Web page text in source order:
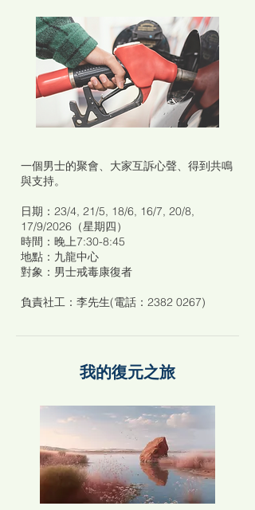
一個男士的聚會、大家互訴心聲、得到共鳴
與支持。
日期： 23/4, 21/5, 18/6, 16/7, 20/8,
17/9/2026（星期四）
時間：晚上7:30-8:45
地點：九龍中心
對象：男士戒毒康復者
負責社工：李先生(電話：2382 0267)
我的復元之旅